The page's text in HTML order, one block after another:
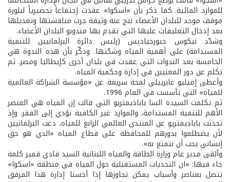
للموارد المائية. كما ذكر بأن «اسكوا» عقدت إجتماعاً تحضيرياً لبلورة
موقف موحد للبلدان الأعضاء نتج عنه وثيقة جرت مناقشتها وتعديلها
بعد إدخال التعليقات عليها التي تقدم بها مندوبو البلدان الأعضاء.
وشدّد نيكوس جيورجياديس (رئيس دائرة البرلمانيين للتنمية
المستدامة) على أهمية المياه وشحّتها. وذكّر بأن هذه الندوة هي
الخامسة بعد الندوات التي عقدت في بلدان أخرى كإيطاليا ومصر. ثم
تكلم عن دور المعنيين في إدارة وحكمية المياه.
وأعطى إميليو غابرييلي لمحة سريعة عن «مؤسسة الشراكة العالمية
للمياه» التي تأسست في العام 1996.
ثم تكلمت السيدة السا باباديمتريو التي قالت إن المياه هي العنصر
الأهم للتنمية المستدامة، والموارد غير الكافية تؤدي إلى الفقر. وإذ
تحدثت باباديمتريو عن المنتدى العالمي الرابع للمياه، دعت البرلمانيين
لأن يضطلعوا بدورهم للمحافظة على قطاع المياه «الذي هو حق
إنساني يجب أن نتمتع به».
وألقى مدير عام وزارة الطاقة والمياه اللبنانية السيد فادي قمير كلمة
جاء فيها: «ان التحديات المستقبلية حول المياه في منطقة «اسكوا»
تتصل بعناصر وأسباب يمكن تجاوزها إذا أحسنا إدارة هذا المرفق